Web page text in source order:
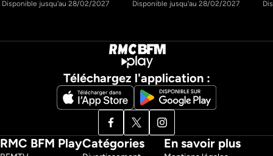
sont abandonnés, faisant de la France l’un des pays européens les plus
essentiels, tout au long de la vie de l’animal. C’est dans ce contexte que
« L’Hebdo des animaux » s’inscrit. Chaque semaine, cette émission
positive et pédagogique met en lumière une région, ses histoires, ses
initiatives et celles et ceux qui œuvrent, au quotidien, pour le bien-être
S1 E15
Disponible jusqu'au 28/02/2027 S1 E14
Disponible jusqu'au 28/02/2027
Téléchargez l'application :
RMC BFM PlayCatégories En savoir plus